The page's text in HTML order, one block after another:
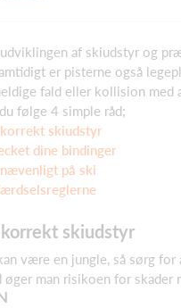
af skiudstyr og
er pisterne også
fald eller kollision med
følge 4 simple råd;
skiudstyr
dine bindinger
på ski
skiudstyr
være en jungle, så sørg
øger man risikoen for